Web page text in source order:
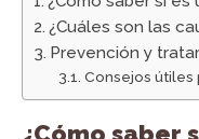
¿Cuáles son las
Prevención y
Consejos útiles